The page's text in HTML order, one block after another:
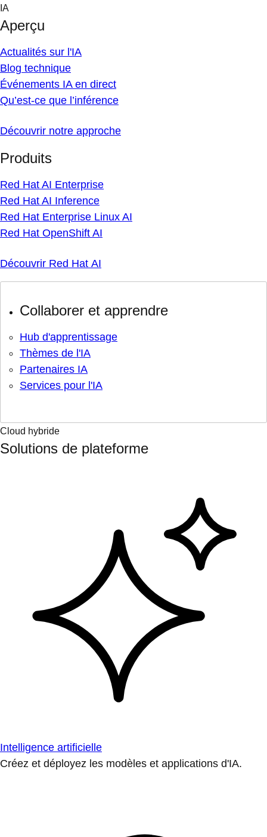
Skip
content
IA
Aperçu
Actualités sur l'IA
Blog technique
Événements IA en direct
Qu’est-ce que l’inférence
Découvrir notre approche
Produits
Red Hat AI Enterprise
Red Hat AI Inference
Red Hat Enterprise Linux AI
Red Hat OpenShift AI
Découvrir Red Hat AI
Collaborer et apprendre
Hub d'apprentissage
Thèmes de l'IA
Partenaires IA
Services pour l'IA
Cloud hybride
Solutions de plateforme
Intelligence artificielle
Créez et déployez les modèles et applications d'IA.